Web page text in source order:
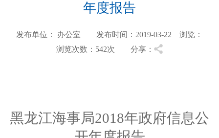
年度报告
发布单位： 办公室 发布时间：2019-03-22 浏览：
浏览次数：542次 分享：
黑龙江海事局2018年政府信息公